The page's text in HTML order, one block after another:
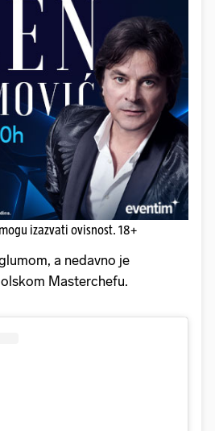
izazvati ovisnost. 18+
a nedavno je
Masterchefu.